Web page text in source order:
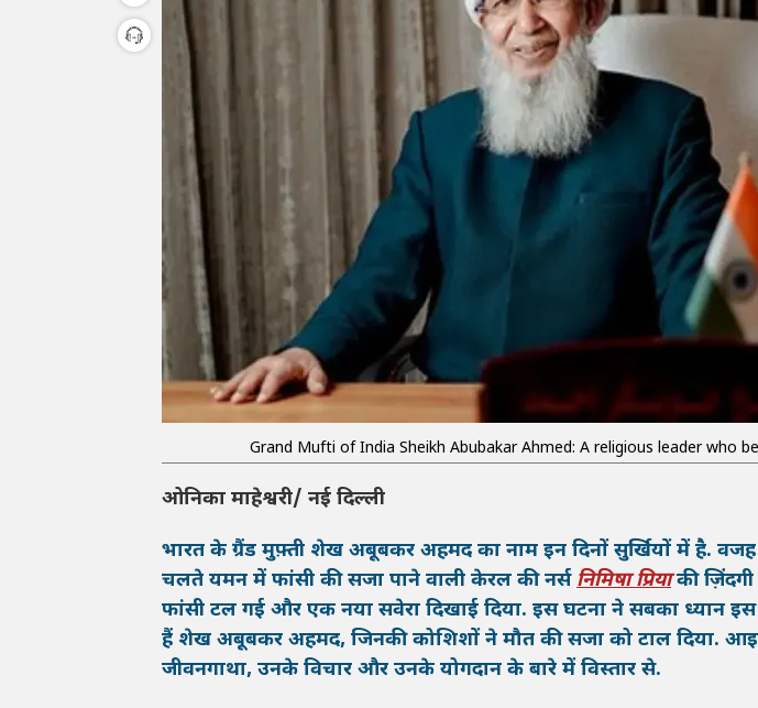
Grand Mufti of India Sheikh Abubakar Ahmed: A religious leader who
ओनिका माहेश्वरी/ नई दिल्ली
भारत के ग्रैंड मुफ़्ती शेख अबूबकर अहमद का नाम इन दिनों सुर्खियों में है.
चलते यमन में फांसी की सजा पाने वाली केरल की नर्सनिमिषा प्रियाकी
फांसी टल गई और एक नया सवेरा दिखाई दिया. इस घटना ने सबका ध्यान
हैं शेख अबूबकर अहमद, जिनकी कोशिशों ने मौत की सजा को टाल दिया.
जीवनगाथा, उनके विचार और उनके योगदान के बारे में विस्तार से.